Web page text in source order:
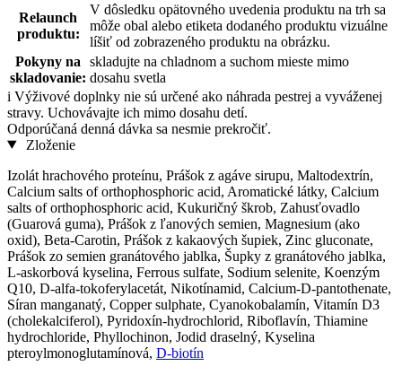
Relaunch
produktu:
V dôsledku opätovného uvedenia produktu na trh sa
môže obal alebo etiketa dodaného produktu vizuálne
líšiť od zobrazeného produktu na obrázku.
Pokyny na
skladovanie:
skladujte na chladnom a suchom mieste mimo
dosahu svetla
i Výživové doplnky nie sú určené ako náhrada pestrej a vyváženej
stravy. Uchovávajte ich mimo dosahu detí.
Odporúčaná denná dávka sa nesmie prekročiť.
Zloženie
Izolát hrachového proteínu, Prášok z agáve sirupu, Maltodextrín,
Calcium salts of orthophosphoric acid, Aromatické látky, Calcium
salts of orthophosphoric acid, Kukuričný škrob, Zahusťovadlo
(Guarová guma), Prášok z ľanových semien, Magnesium (ako
oxid), Beta-Carotin, Prášok z kakaových šupiek, Zinc gluconate,
Prášok zo semien granátového jablka, Šupky z granátového jablka,
L-askorbová kyselina, Ferrous sulfate, Sodium selenite, Koenzým
Q10, D-alfa-tokoferylacetát, Nikotínamid, Calcium-D-pantothenate,
Síran manganatý, Copper sulphate, Cyanokobalamín, Vitamín D3
(cholekalciferol), Pyridoxín-hydrochlorid, Riboflavín, Thiamine
hydrochloride, Phyllochinon, Jodid draselný, Kyselina
pteroylmonoglutamínová, D-biotín